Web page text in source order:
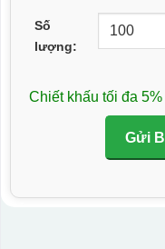
Số
lượng:
Chiết khấu tối đa
Gửi